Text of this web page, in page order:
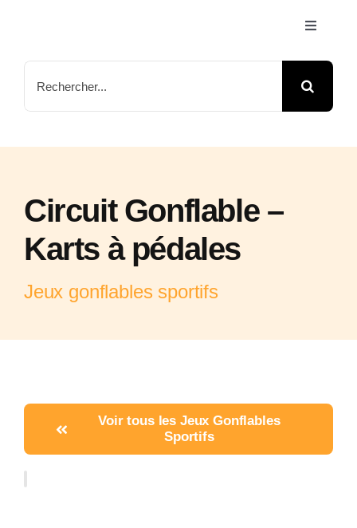
contenu
Toggle
Accueil
Arbre de Noël
Circuit Gonflable –
Karts à pédales
Jeux gonflables sportifs
Voir tous les Jeux Gonflables
Sportifs